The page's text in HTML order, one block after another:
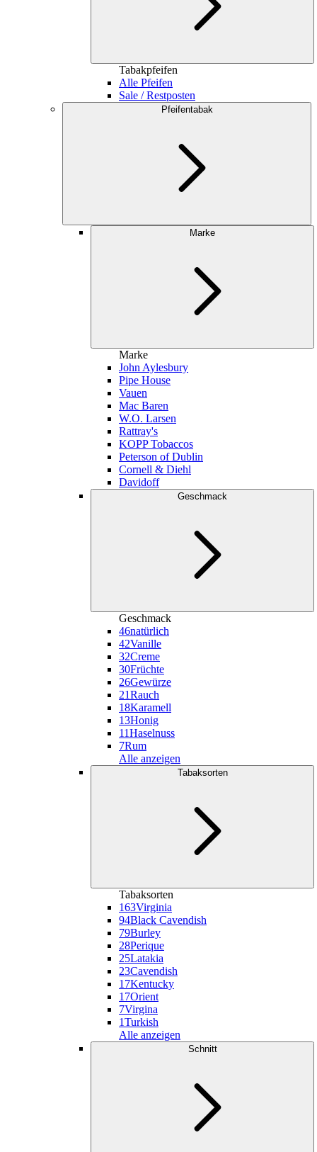
Tabakpfeifen
Alle Pfeifen
Sale / Restposten
Pfeifentabak
Marke
Marke
John Aylesbury
Pipe House
Vauen
Mac Baren
W.O. Larsen
Rattray's
KOPP Tobaccos
Peterson of Dublin
Cornell & Diehl
Davidoff
Geschmack
Geschmack
46natürlich
42Vanille
32Creme
30Früchte
26Gewürze
21Rauch
18Karamell
13Honig
11Haselnuss
7Rum
Alle anzeigen
Tabaksorten
Tabaksorten
163Virginia
94Black Cavendish
79Burley
28Perique
25Latakia
23Cavendish
17Kentucky
17Orient
7Virgina
1Turkish
Alle anzeigen
Schnitt